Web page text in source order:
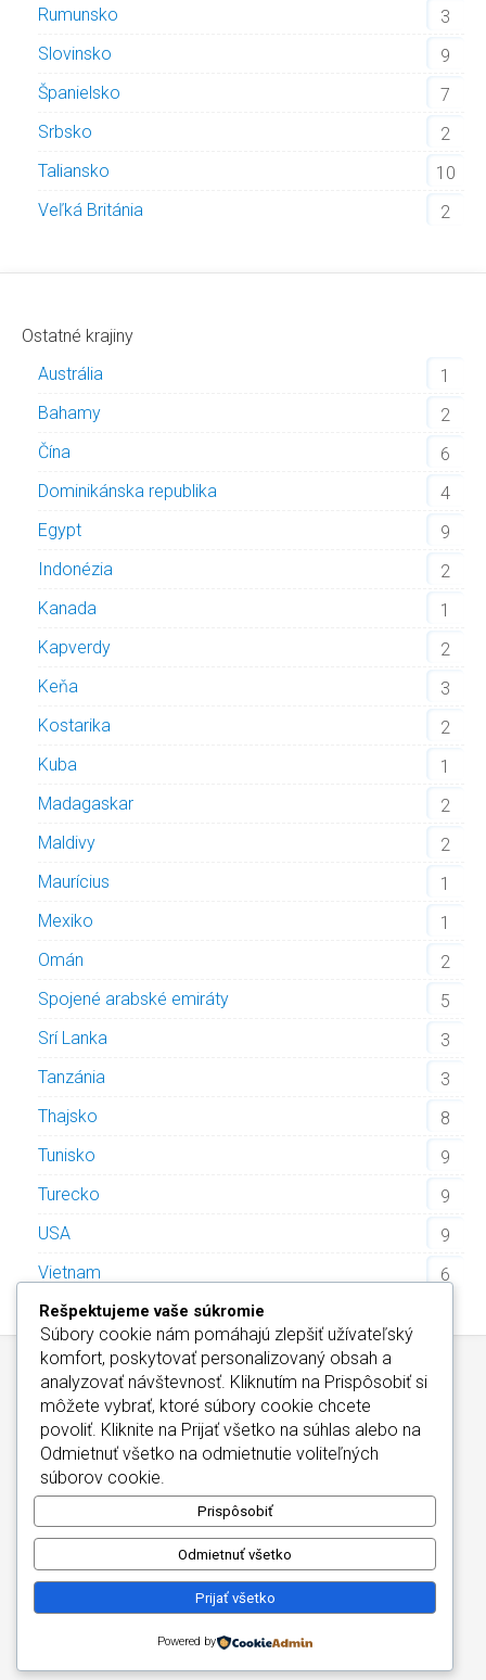
Rumunsko
3
Slovinsko
9
Španielsko
7
Srbsko
2
Taliansko
10
Veľká Británia
2
Ostatné krajiny
Austrália
1
Bahamy
2
Čína
6
Dominikánska republika
4
Egypt
9
Indonézia
2
Kanada
1
Kapverdy
2
Keňa
3
Kostarika
2
Kuba
1
Madagaskar
2
Maldivy
2
Maurícius
1
Mexiko
1
Omán
2
Spojené arabské emiráty
5
Srí Lanka
3
Tanzánia
3
Thajsko
8
Tunisko
9
Turecko
9
USA
9
Vietnam
6
Wellness Hotely Slovensko/Informácie o Cookies
Kontakt
Copyright © 2026
Rešpektujeme vaše súkromie
Súbory cookie nám pomáhajú zlepšiť užívateľský
komfort, poskytovať personalizovaný obsah a
analyzovať návštevnosť. Kliknutím na Prispôsobiť si
môžete vybrať, ktoré súbory cookie chcete
povoliť. Kliknite na Prijať všetko na súhlas alebo na
Odmietnuť všetko na odmietnutie voliteľných
súborov cookie.
Prispôsobiť
Odmietnuť všetko
Prijať všetko
Powered by